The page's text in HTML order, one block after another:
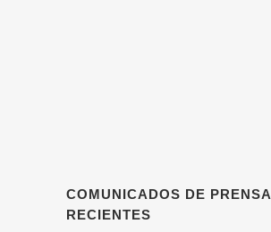
COMUNICADOS DE PRENSA
RECIENTES